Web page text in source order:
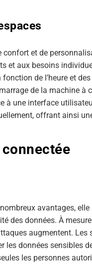
confort et de
et aux besoins
de l’heure et
de la machine à
à une interface
offrant ainsi
avantages, elle
des données. À
augmentent. Les
les données sensibles
les personnes